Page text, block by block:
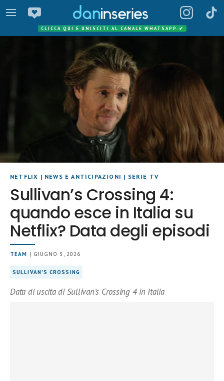
CLICCA QUI E UNISCITI AL CANALE WHATSAPP ✔
NETFLIX | NEWS E ANTICIPAZIONI | SERIE TV
Sullivan’s Crossing 4:
quando esce in Italia su
Netflix? Data degli episodi
TEAM | GIUGNO 3, 2026
SULLIVAN'S CROSSING
Data di uscita di Sullivan’s Crossing 4 in Italia